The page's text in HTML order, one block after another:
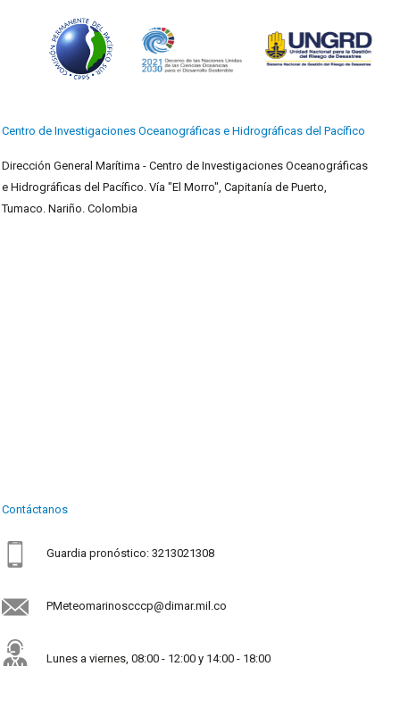
Centro de Investigaciones Oceanográficas e Hidrográficas del Pacífico
Dirección General Marítima - Centro de Investigaciones Oceanográficas
e Hidrográficas del Pacífico. Vía "El Morro", Capitanía de Puerto,
Tumaco. Nariño. Colombia
Contáctanos
Guardia pronóstico: 3213021308
PMeteomarinoscccp@dimar.mil.co
Lunes a viernes, 08:00 - 12:00 y 14:00 - 18:00